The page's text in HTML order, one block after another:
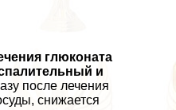
глюконата
и
после лечения
снижается